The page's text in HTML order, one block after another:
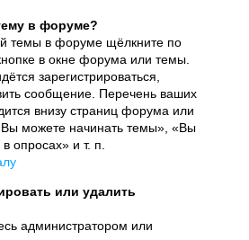
в форуме?
темы в форуме щёлкните по
в окне форума или темы.
зарегистрироваться,
сообщение. Перечень ваших
внизу страниц форума или
можете начинать темы», «Вы
опросах» и т. п.
или удалить
администратором или